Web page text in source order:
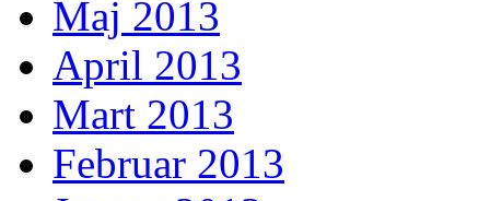
Maj 2013
April 2013
Mart 2013
Februar 2013